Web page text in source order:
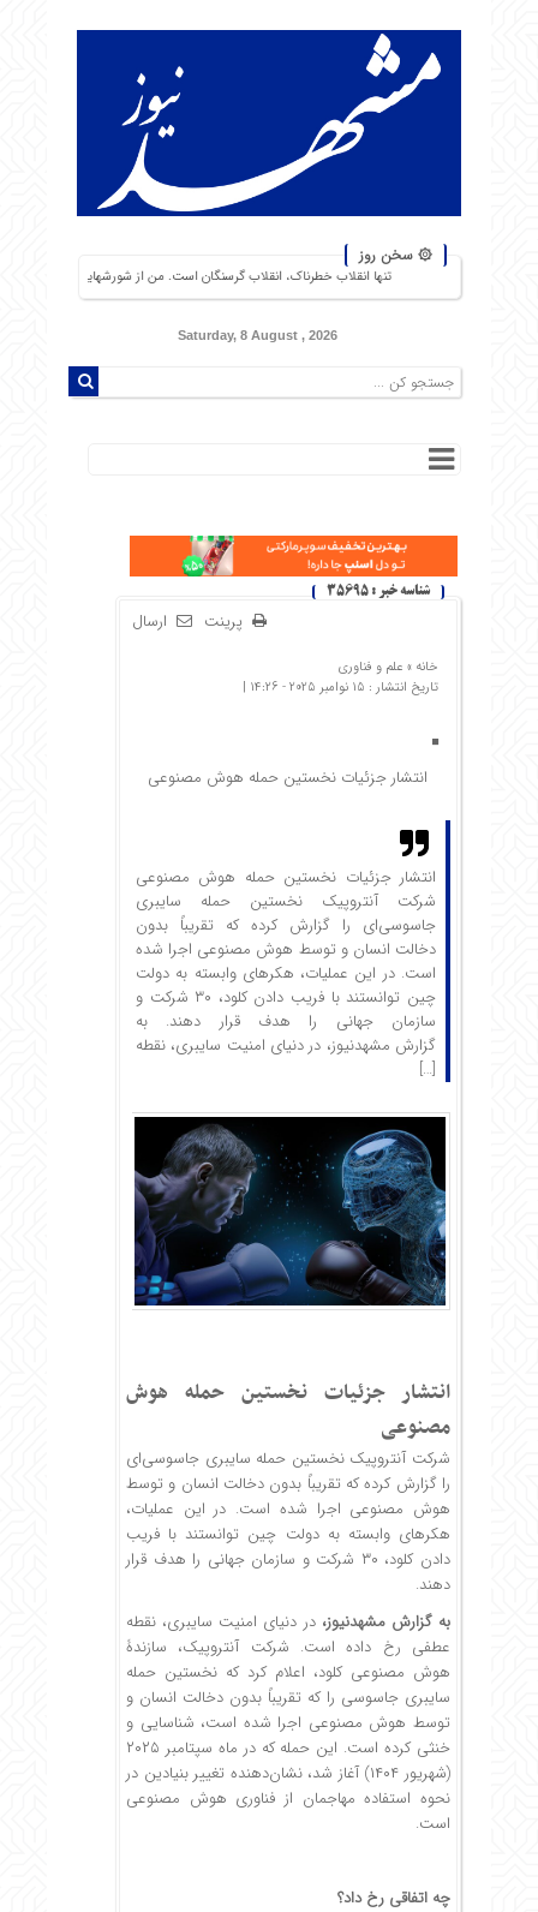
۞ سخن روز
تنها انقلاب خطرناک، انقلاب گرسنگان است. من از شورشهایی که دلیل آن بی‌نانی باشد، بیش از نبرد
Saturday, 8 August , 2026
شناسه خبر : 35695
ارسال پرینت
خانه » علم و فناوری
تاریخ انتشار : 15 نوامبر 2025 - 14:26 |
انتشار جزئیات نخستین حمله هوش مصنوعی
انتشار جزئیات نخستین حمله هوش مصنوعی
شرکت آنتروپیک نخستین حمله سایبری
جاسوسی‌ای را گزارش کرده که تقریباً بدون
دخالت انسان و توسط هوش مصنوعی اجرا شده
است. در این عملیات، هکرهای وابسته به دولت
چین توانستند با فریب دادن کلود، ۳۰ شرکت و
سازمان جهانی را هدف قرار دهند. به
گزارش مشهدنیوز، در دنیای امنیت سایبری، نقطه
[…]
انتشار جزئیات نخستین حمله هوش
مصنوعی
شرکت آنتروپیک نخستین حمله سایبری جاسوسی‌ای
را گزارش کرده که تقریباً بدون دخالت انسان و توسط
هوش مصنوعی اجرا شده است. در این عملیات،
هکرهای وابسته به دولت چین توانستند با فریب
دادن کلود، ۳۰ شرکت و سازمان جهانی را هدف قرار
دهند.
به گزارشمشهدنیوز، در دنیای امنیت سایبری، نقطه
عطفی رخ داده است. شرکت آنتروپیک، سازندۀ
هوش مصنوعی کلود، اعلام کرد که نخستین حمله
سایبری جاسوسی را که تقریباً بدون دخالت انسان و
توسط هوش مصنوعی اجرا شده است، شناسایی و
خنثی کرده است. این حمله که در ماه سپتامبر ۲۰۲۵
(شهریور ۱۴۰۴) آغاز شد، نشان‌دهنده تغییر بنیادین در
نحوه استفاده مهاجمان از فناوری هوش مصنوعی
است.
چه اتفاقی رخ داد؟